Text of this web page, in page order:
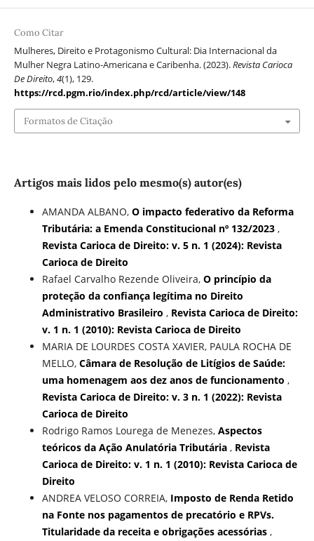
Como Citar
Mulheres, Direito e Protagonismo Cultural: Dia Internacional da
Mulher Negra Latino-Americana e Caribenha. (2023).Revista Carioca
De Direito,4(1), 129.
https://rcd.pgm.rio/index.php/rcd/article/view/148
Formatos de Citação
Artigos mais lidos pelo mesmo(s) autor(es)
AMANDA ALBANO, O impacto federativo da Reforma
Tributária: a Emenda Constitucional nº 132/2023 ,
Revista Carioca de Direito: v. 5 n. 1 (2024): Revista
Carioca de Direito
Rafael Carvalho Rezende Oliveira, O princípio da
proteção da confiança legítima no Direito
Administrativo Brasileiro , Revista Carioca de Direito:
v. 1 n. 1 (2010): Revista Carioca de Direito
MARIA DE LOURDES COSTA XAVIER, PAULA ROCHA DE
MELLO, Câmara de Resolução de Litígios de Saúde:
uma homenagem aos dez anos de funcionamento ,
Revista Carioca de Direito: v. 3 n. 1 (2022): Revista
Carioca de Direito
Rodrigo Ramos Lourega de Menezes, Aspectos
teóricos da Ação Anulatória Tributária , Revista
Carioca de Direito: v. 1 n. 1 (2010): Revista Carioca de
Direito
ANDREA VELOSO CORREIA, Imposto de Renda Retido
na Fonte nos pagamentos de precatório e RPVs.
Titularidade da receita e obrigações acessórias ,